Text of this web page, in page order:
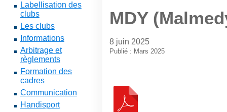
Labellisation des
clubs
Les clubs
Informations
Arbitrage et
règlements
Formation des
cadres
Communication
Handisport
MDY
8 juin 2025
Publié : Mars 2025